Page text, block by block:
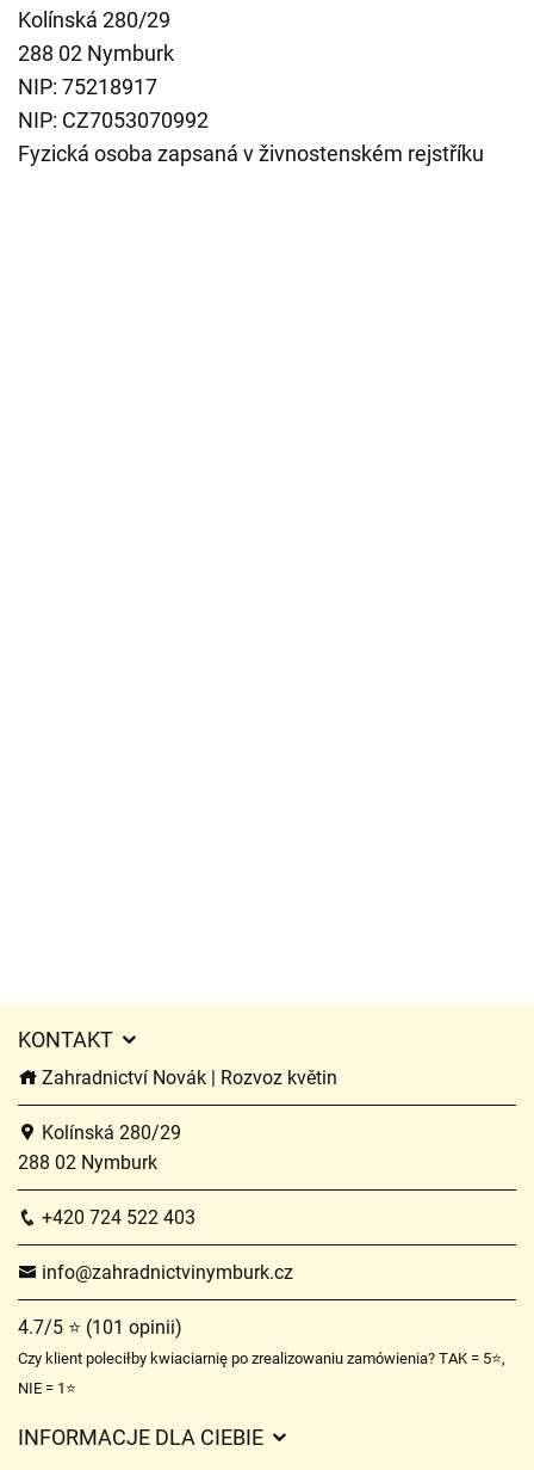
Kolínská 280/29
288 02 Nymburk
NIP: 75218917
NIP: CZ7053070992
Fyzická osoba zapsaná v živnostenském rejstříku
KONTAKT
Zahradnictví Novák | Rozvoz květin
Kolínská 280/29
288 02 Nymburk
+420 724 522 403
info@zahradnictvinymburk.cz
4.7/5 ⭐ (101 opinii)
Czy klient poleciłby kwiaciarnię po zrealizowaniu zamówienia? TAK = 5⭐,
NIE = 1⭐
INFORMACJE DLA CIEBIE